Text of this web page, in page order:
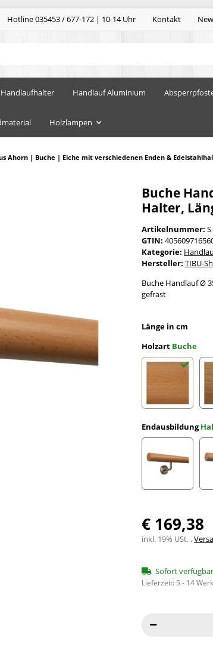
Hotline 035453 / 677-172 | 10-14 Uhr Kontakt
Handlaufhalter Handlauf Aluminium
Holzlampen
Ahorn | Buche | Eiche mit verschiedenen Enden &
Buche
Halter,
Artikelnummer:
GTIN:
Kategorie:
Hersteller: TIBU-
Buche Handlauf Ø
gefräst
Länge in cm
Holzart Buche
Endausbildung
€ 169,38
inkl. 19% USt. ,
Sofort verfügbar
Lieferzeit: 5 - 14